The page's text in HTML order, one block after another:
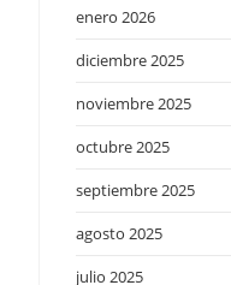
enero 2026
diciembre 2025
noviembre 2025
octubre 2025
septiembre 2025
agosto 2025
julio 2025